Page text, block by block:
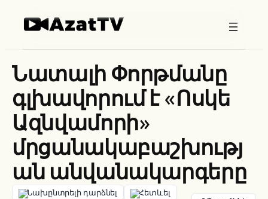
Նատալի Փորթմանը
գլխավորում է «Ոսկե
Ազնվամորի»
մրցանակաբաշխությ
ան անվանակարգերը
Նախընտրելի դարձնել
Հետևել